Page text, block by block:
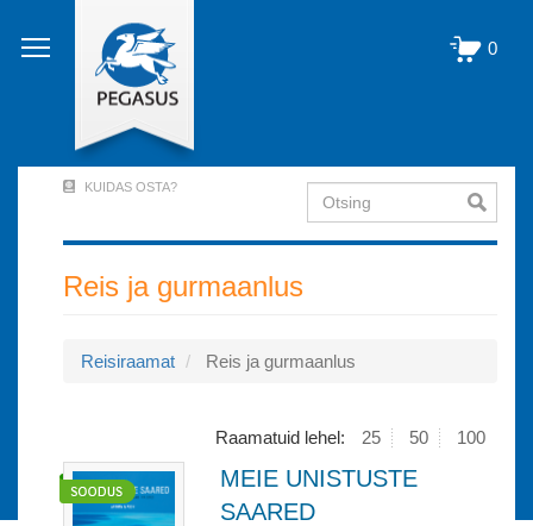
edasi
põhisisu
0
Account
Menu
out)
KUIDAS OSTA? Otsing
Reis ja gurmaanlus
Reisiraamat Reis ja gurmaanlus
Raamatuid lehel: 25 50 100
MEIE UNISTUSTE
SAARED